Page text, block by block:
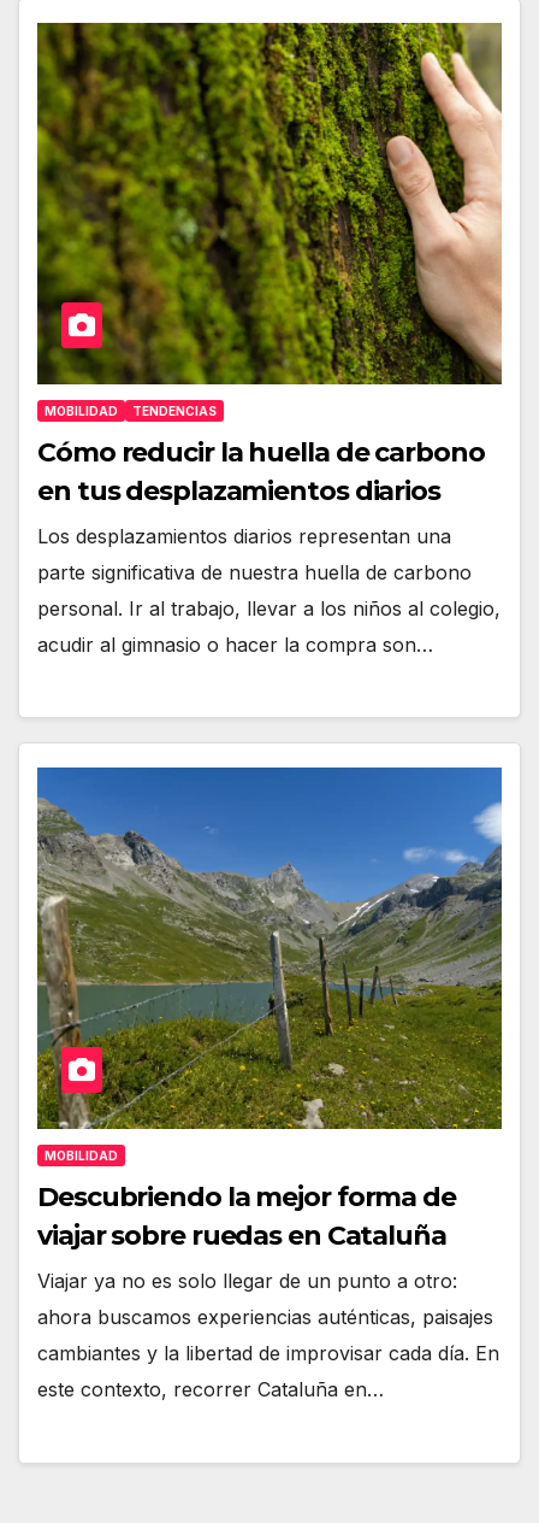
MOBILIDAD TENDENCIAS
Cómo reducir la huella de carbono
en tus desplazamientos diarios
Los desplazamientos diarios representan una
parte significativa de nuestra huella de carbono
personal. Ir al trabajo, llevar a los niños al colegio,
acudir al gimnasio o hacer la compra son…
MOBILIDAD
Descubriendo la mejor forma de
viajar sobre ruedas en Cataluña
Viajar ya no es solo llegar de un punto a otro:
ahora buscamos experiencias auténticas, paisajes
cambiantes y la libertad de improvisar cada día. En
este contexto, recorrer Cataluña en…